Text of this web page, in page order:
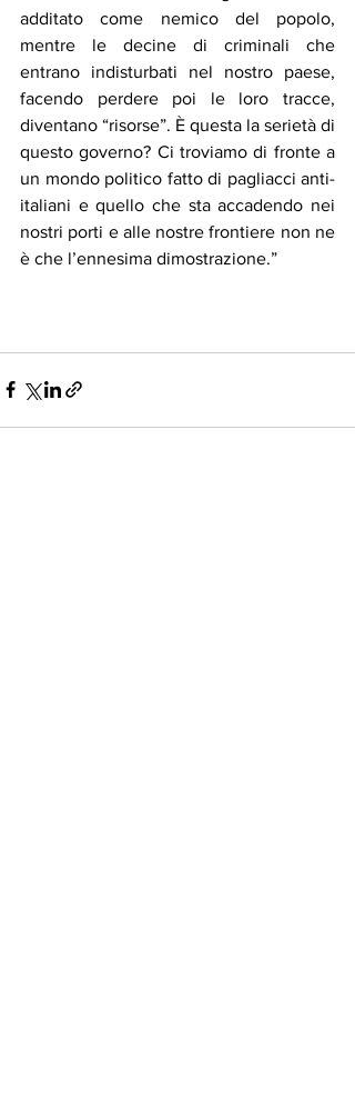
additato come nemico del popolo,
mentre le decine di criminali che
entrano indisturbati nel nostro paese,
facendo perdere poi le loro tracce,
diventano “risorse”. È questa la serietà di
questo governo? Ci troviamo di fronte a
un mondo politico fatto di pagliacci anti-
italiani e quello che sta accadendo nei
nostri porti e alle nostre frontiere non ne
è che l’ennesima dimostrazione.”